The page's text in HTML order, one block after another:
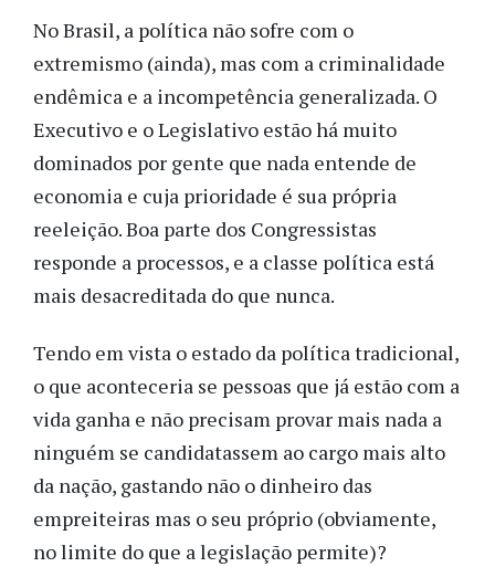
No Brasil, a política não sofre com o
extremismo (ainda), mas com a criminalidade
endêmica e a incompetência generalizada. O
Executivo e o Legislativo estão há muito
dominados por gente que nada entende de
economia e cuja prioridade é sua própria
reeleição. Boa parte dos Congressistas
responde a processos, e a classe política está
mais desacreditada do que nunca.
Tendo em vista o estado da política tradicional,
o que aconteceria se pessoas que já estão com a
vida ganha e não precisam provar mais nada a
ninguém se candidatassem ao cargo mais alto
da nação, gastando não o dinheiro das
empreiteiras mas o seu próprio (obviamente,
no limite do que a legislação permite)?